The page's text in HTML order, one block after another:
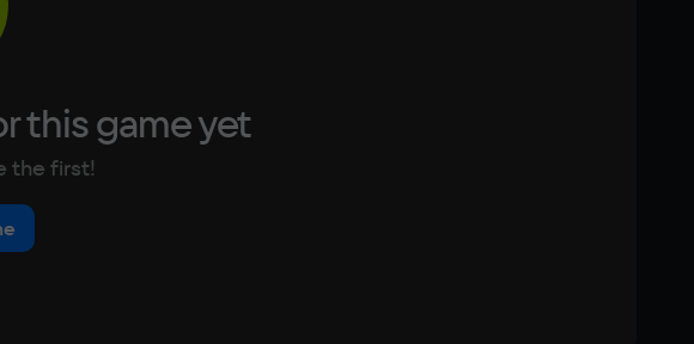
this game yet
the first!